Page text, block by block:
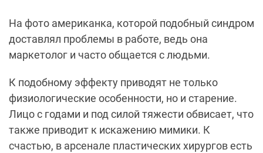
На фото американка, которой подобный синдром
доставлял проблемы в работе, ведь она
маркетолог и часто общается с людьми.
К подобному эффекту приводят не только
физиологические особенности, но и старение.
Лицо с годами и под силой тяжести обвисает, что
также приводит к искажению мимики. К
счастью, в арсенале пластических хирургов есть